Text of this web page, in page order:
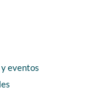
eventos